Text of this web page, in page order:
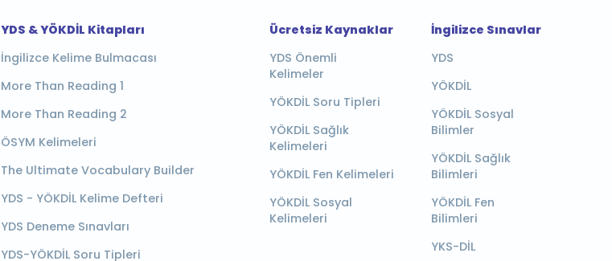
YDS & YÖKDİL Kitapları
İngilizce Kelime Bulmacası
More Than Reading 1
More Than Reading 2
ÖSYM Kelimeleri
The Ultimate Vocabulary Builder
YDS - YÖKDİL Kelime Defteri
YDS Deneme Sınavları
YDS-YÖKDİL Soru Tipleri
Ücretsiz Kaynaklar
YDS Önemli
Kelimeler
YÖKDİL Soru Tipleri
YÖKDİL Sağlık
Kelimeleri
YÖKDİL Fen Kelimeleri
YÖKDİL Sosyal
Kelimeleri
İngilizce Sınavlar
YDS
YÖKDİL
YÖKDİL Sosyal
Bilimler
YÖKDİL Sağlık
Bilimleri
YÖKDİL Fen
Bilimleri
YKS-DİL